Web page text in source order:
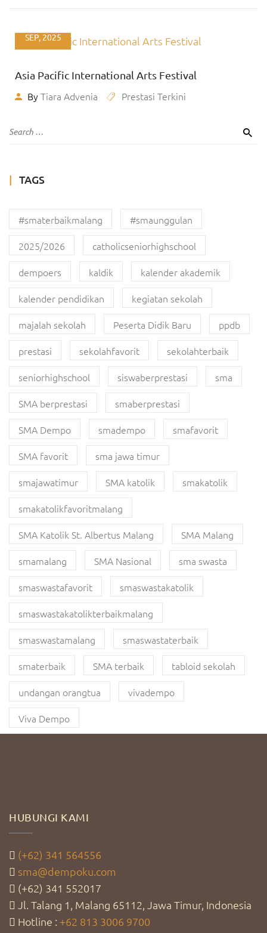
01
SEP, 2025
Asia Pacific International Arts Festival
By Tiara Advenia Prestasi Terkini
TAGS
#smaterbaikmalang
#smaunggulan
2025/2026
catholicseniorhighschool
dempoers
kaldik
kalender akademik
kalender pendidikan
kegiatan sekolah
majalah sekolah
Peserta Didik Baru
ppdb
prestasi
sekolahfavorit
sekolahterbaik
seniorhighschool
siswaberprestasi
sma
SMA berprestasi
smaberprestasi
SMA Dempo
smadempo
smafavorit
SMA favorit
sma jawa timur
smajawatimur
SMA katolik
smakatolik
smakatolikfavoritmalang
SMA Katolik St. Albertus Malang
SMA Malang
smamalang
SMA Nasional
sma swasta
smaswastafavorit
smaswastakatolik
smaswastakatolikterbaikmalang
smaswastamalang
smaswastaterbaik
smaterbaik
SMA terbaik
tabloid sekolah
undangan orangtua
vivadempo
Viva Dempo
HUBUNGI KAMI
(+62) 341 564556
sma@dempoku.com
(+62) 341 552017
Jl. Talang 1, Malang 65112, Jawa Timur, Indonesia
Hotline : +62 813 3006 9700